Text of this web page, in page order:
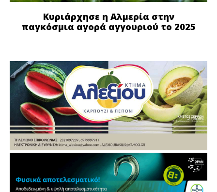
Κυριάρχησε η Αλμερία στην
παγκόσμια αγορά αγγουριού το 2025